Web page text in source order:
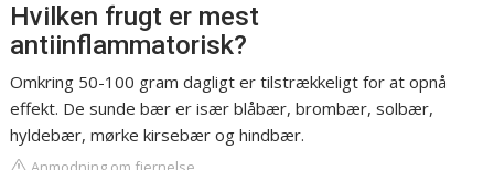
Hvilken frugt er mest
antiinflammatorisk?
Omkring 50-100 gram dagligt er tilstrækkeligt for at opnå
effekt. De sunde bær er især blåbær, brombær, solbær,
hyldebær, mørke kirsebær og hindbær.